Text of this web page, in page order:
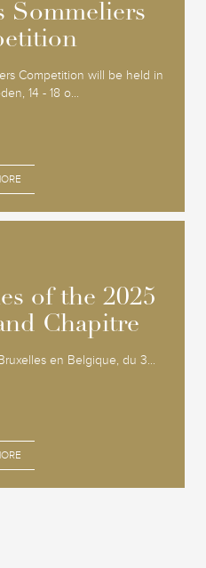
Sommeliers
Competition will be held in
14 - 18 o...
Sommeliers
of the 2025
Chapitre
en Belgique, du 3...
of the 2025
Chapitre